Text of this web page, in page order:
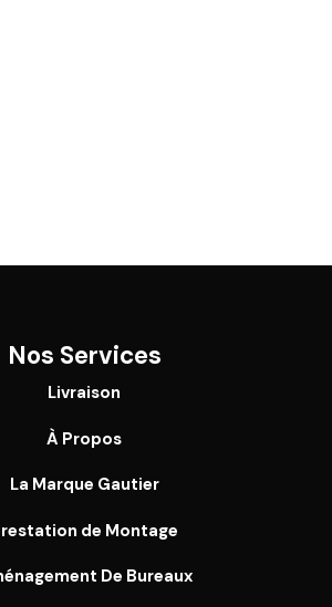
Nos Services
Livraison
À Propos
La Marque Gautier
de Montage
De Bureaux